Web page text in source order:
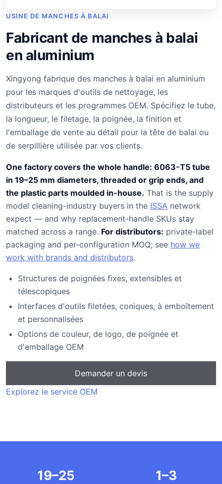
USINE DE MANCHES À BALAI
Fabricant de manches à balai
en aluminium
Xingyong fabrique des manches à balai en aluminium
pour les marques d'outils de nettoyage, les
distributeurs et les programmes OEM. Spécifiez le tube,
la longueur, le filetage, la poignée, la finition et
l'emballage de vente au détail pour la tête de balai ou
de serpillière utilisée par vos clients.
One factory covers the whole handle: 6063-T5 tube
in 19–25 mm diameters, threaded or grip ends, and
the plastic parts moulded in-house. That is the supply
model cleaning-industry buyers in the ISSA network
expect — and why replacement-handle SKUs stay
matched across a range. For distributors: private-label
packaging and per-configuration MOQ; see how we
work with brands and distributors.
Structures de poignées fixes, extensibles et
télescopiques
Interfaces d'outils filetées, coniques, à emboîtement
et personnalisées
Options de couleur, de logo, de poignée et
d'emballage OEM
Demander un devis
Explorez le service OEM
19–25 1–3